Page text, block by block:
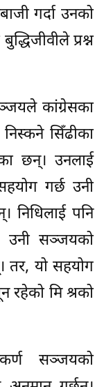
गर्दा उनको
प्रश्न
कांग्रेसका
सिँढीका
छन्। उनलाई
गर्छ उनी
निधिलाई पनि
उनी सञ्जयको
तर, यो सहयोग
रहेको मि श्रको
सञ्जयको